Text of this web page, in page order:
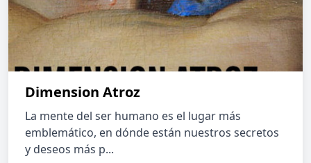
Dimension Atroz
La mente del ser humano es el lugar más
emblemático, en dónde están nuestros secretos
y deseos más p...